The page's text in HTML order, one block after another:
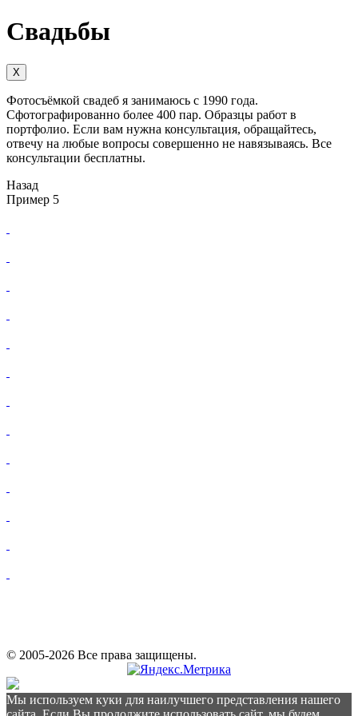
Свадьбы
X
Фотосъёмкой свадеб я занимаюсь с 1990 года.
Сфотографированно более 400 пар. Образцы работ в
портфолио. Если вам нужна консультация, обращайтесь,
отвечу на любые вопросы совершенно не навязываясь. Все
консультации бесплатны.
Назад
Пример 5
© 2005-2026 Все права защищены.
Мы используем куки для наилучшего представления нашего